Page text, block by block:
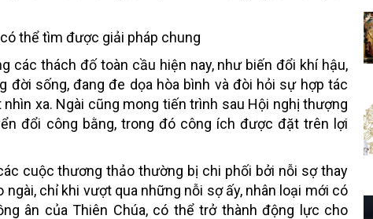
thể tìm được giải pháp chung
các thách đố toàn cầu hiện nay, như biến đổi khí hậu,
đời sống, đang đe dọa hòa bình và đòi hỏi sự hợp tác
xa. Ngài cũng mong tiến trình sau Hội nghị thượng
đổi công bằng, trong đó công ích được đặt trên lợi
cuộc thương thảo thường bị chi phối bởi nỗi sợ thay
chỉ khi vượt qua những nỗi sợ ấy, nhân loại mới có
ân của Thiên Chúa, có thể trở thành động lực cho